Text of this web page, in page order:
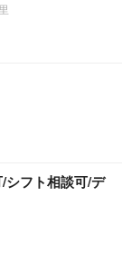
シフト相談可/デ